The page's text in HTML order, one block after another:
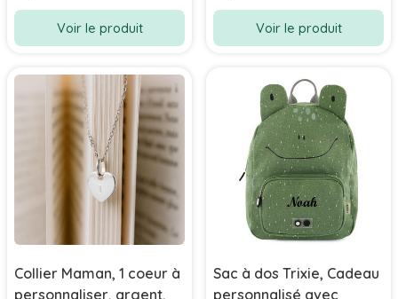
Voir le produit Voir le produit
Collier Maman, 1 coeur à
personnaliser, argent,
Sac à dos Trixie, Cadeau
personnalisé avec